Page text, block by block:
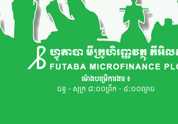
ម៉ោងបម្រើការងារ ៖
ចន្ទ - សុក្រ ៨:០០ព្រឹក - ៤:០០ល្ងាច